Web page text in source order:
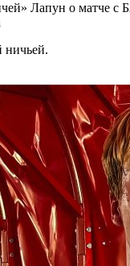
Лапун о матче с
ничьей.